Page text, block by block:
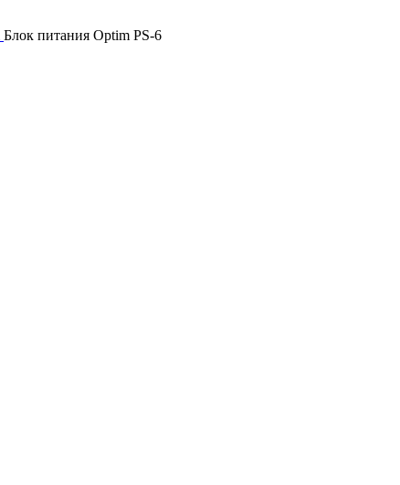
Блок питания Optim PS-6